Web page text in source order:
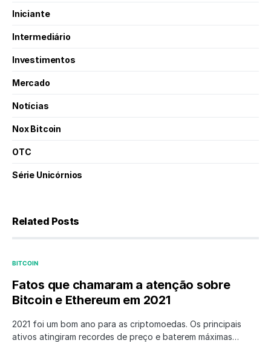
Iniciante
Intermediário
Investimentos
Mercado
Notícias
Nox Bitcoin
OTC
Série Unicórnios
Related Posts
BITCOIN
Fatos que chamaram a atenção sobre
Bitcoin e Ethereum em 2021
2021 foi um bom ano para as criptomoedas. Os principais
ativos atingiram recordes de preço e baterem máximas…